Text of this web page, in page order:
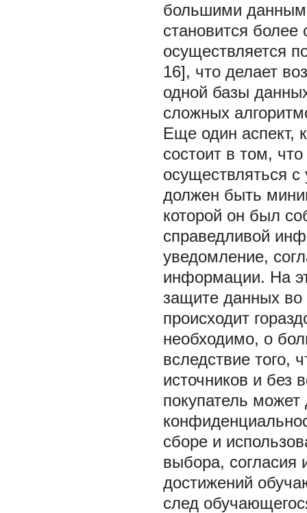
большими
становится
осуществляется
16], что делает
одной базы
сложных
Еще один аспект,
состоит в том,
осуществляться
должен быть
которой он был
справедливой
уведомление,
информации. На
защите данных
происходит
необходимо, о
вследствие того,
источников и без
покупатель
сборе и
выбора, согласия
достижений
след